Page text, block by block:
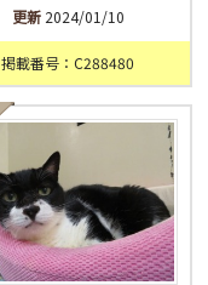
更新2024/01/10
掲載番号：C288480